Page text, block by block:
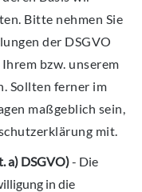
Bitte nehmen Sie
der DSGVO
bzw. unserem
Sollten ferner im
maßgeblich sein,
mit.
a) DSGVO)- Die
in die